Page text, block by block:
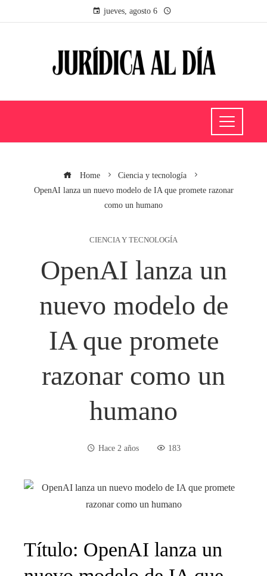
jueves, agosto 6
Home
Ciencia y tecnología
OpenAI lanza un nuevo modelo de IA que promete razonar
como un humano
CIENCIA Y TECNOLOGÍA
OpenAI lanza un
nuevo modelo de
IA que promete
razonar como un
humano
Hace 2 años 183
Título: OpenAI lanza un